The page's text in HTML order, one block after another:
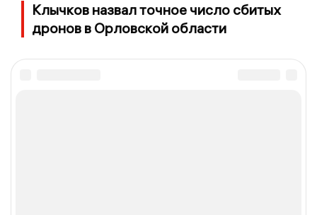
Клычков назвал точное число сбитых
дронов в Орловской области